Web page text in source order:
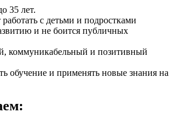
35 лет.
с детьми и подростками
и не боится публичных
коммуникабельный и позитивный
обучение и применять новые знания на